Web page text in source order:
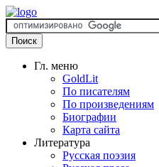
Гл. меню
GoldLit
По писателям
По произведениям
Биографии
Карта сайта
Литература
Русская поэзия